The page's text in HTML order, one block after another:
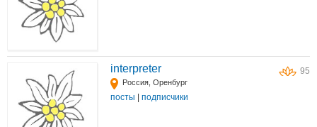
95
interpreter
Россия, Оренбург
посты подписчики